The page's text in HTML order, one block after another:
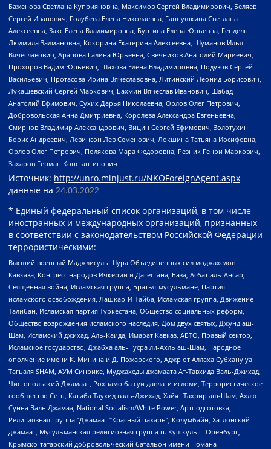
Баженова Светлана Куприяновна, Максимов Сергей Владимирович, Беляев
Сергей Иванович, Голубева Елена Николаевна, Ганнушкина Светлана
Алексеевна, Закс Елена Владимировна, Буртина Елена Юрьевна, Гендель
Людмила Залмановна, Кокорина Екатерина Алексеевна, Шуманов Илья
Вячеславович, Арапова Галина Юрьевна, Свечников Анатолий Мариевич,
Прохоров Вадим Юрьевич, Шахова Елена Владимировна, Подузов Сергей
Васильевич, Протасова Ирина Вячеславовна, Литинский Леонид Борисович,
Лукашевский Сергей Маркович, Бахмин Вячеслав Иванович, Шабад
Анатолий Ефимович, Сухих Дарья Николаевна, Орлов Олег Петрович,
Добровольская Анна Дмитриевна, Королева Александра Евгеньевна,
Смирнов Владимир Александрович, Вицин Сергей Ефимович, Золотухин
Борис Андреевич, Левинсон Лев Семенович, Локшина Татьяна Иосифовна,
Орлов Олег Петрович, Полякова Мара Федоровна, Резник Генри Маркович,
Захаров Герман Константинович
Источник: http://unro.minjust.ru/NKOForeignAgent.aspx
данные на 24.03.2022
* Единый федеральный список организаций, в том числе
иностранных и международных организаций, признанных
в соответствии с законодательством Российской Федерации
террористическими:
Высший военный Маджлисуль Шура Объединенных сил моджахедов
Кавказа, Конгресс народов Ичкерии и Дагестана, База, Асбат аль-Ансар,
Священная война, Исламская группа, Братья-мусульмане, Партия
исламского освобождения, Лашкар-И-Тайба, Исламская группа, Движение
Талибан, Исламская партия Туркестана, Общество социальных реформ,
Общество возрождения исламского наследия, Дом двух святых, Джунд аш-
Шам, Исламский джихад, Аль-Каида, Имарат Кавказ, АБТО, Правый сектор,
Исламское государство, Джабха аль-Нусра ли-Ахль аш-Шам, Народное
ополчение имени К. Минина и Д. Пожарского, Аджр от Аллаха Субхану уа
Тагьаля SHAM, АУМ Синрике, Муджахеды джамаата Ат-Тавхида Валь-Джихад,
Чистопольский Джамаат, Рохнамо ба суи давлати исломи, Террористическое
сообщество Сеть, Катиба Таухид валь-Джихад, Хайят Тахрир аш-Шам, Ахлю
Сунна Валь Джамаа, National Socialism/White Power, Артподготовка,
Религиозная группа “Джамаат “Красный пахарь”, Колумбайн, Хатлонский
джамаат, Мусульманская религиозная группа п. Кушкуль г. Оренбург,
Крымско-татарский добровольческий батальон имени Номана